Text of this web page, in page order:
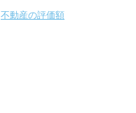
不動産の評価額